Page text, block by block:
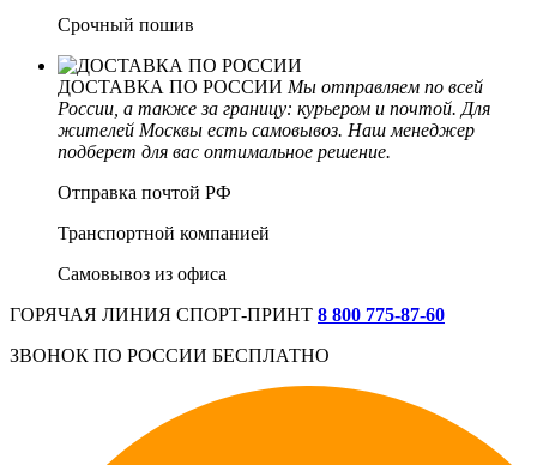
Срочный пошив
ДОСТАВКА ПО РОССИИ Мы отправляем по всей
России, а также за границу: курьером и почтой. Для
жителей Москвы есть самовывоз. Наш менеджер
подберет для вас оптимальное решение.
Отправка почтой РФ
Транспортной компанией
Самовывоз из офиса
ГОРЯЧАЯ ЛИНИЯ СПОРТ-ПРИНТ 8 800 775‑87-60
ЗВОНОК ПО РОССИИ БЕСПЛАТНО